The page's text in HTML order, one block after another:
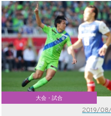
大会・試合
2019/